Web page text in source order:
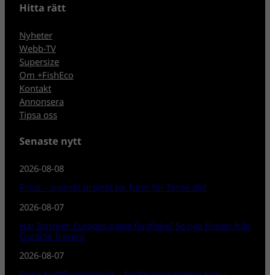
Hitta rätt
Nyheter
Webb-TV
Supersize
Om +FishEco
Kontakt
Annonsera
Tipsa oss
Senaste nytt
2026-08-08
Finsk – svenskt projekt tar form för Torne älv!
2026-08-07
Har Bosnien Europas bästa flugfiske? Se nya filmen från
Outside Travels!
2026-08-07